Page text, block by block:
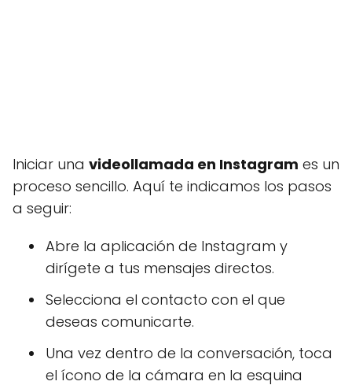
Iniciar una videollamada en Instagram es un
proceso sencillo. Aquí te indicamos los pasos
a seguir:
Abre la aplicación de Instagram y
dirígete a tus mensajes directos.
Selecciona el contacto con el que
deseas comunicarte.
Una vez dentro de la conversación, toca
el ícono de la cámara en la esquina